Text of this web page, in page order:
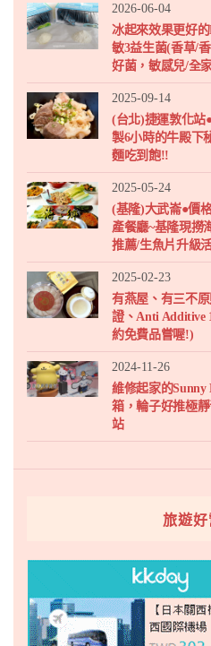
2026-06-04
冰起來效果更好
敏3益生菌(香草/
好菌，敏感兒/全
2025-09-14
(台北)捷運敦化站
製6小時的牛殿下
麵吃到飽!!
2025-05-24
(基隆)大武崙●價
產餐廳~基隆現撈
推薦/生魚片升級
2025-02-23
有燕屋、有三不
證、Anti Additive
約免費品嘗喔!)
2024-11-26
維修起家的Sunny
箱，輪子好推極
站
旅遊好